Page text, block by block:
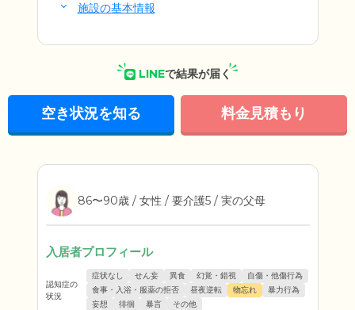
施設の基本情報
LINEで結果が届く
空き状況を知る 料金見積もり
86〜90歳 / 女性 / 要介護5 / 実の父母
入居者プロフィール
認知症の
状況
症状なし せん妄 異食 幻覚・錯視
自傷・他傷行為
食事・入浴・服薬の拒否
昼夜逆転 物忘れ
暴力行為
妄想
徘徊 暴言 その他